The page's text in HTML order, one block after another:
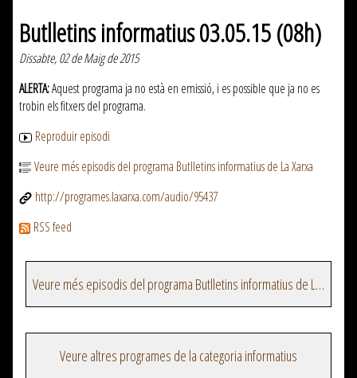
Butlletins informatius 03.05.15 (08h)
Dissabte, 02 de Maig de 2015
ALERTA:Aquest programa ja no està en emissió, i es possible que ja no es
trobin els fitxers del programa.
Reproduir episodi
Veure més episodis del programa Butlletins informatius de La Xarxa
http://programes.laxarxa.com/audio/95437
RSS feed
Veure més episodis del programa Butlletins informatius de La Xarxa
Veure altres programes de la categoria informatius